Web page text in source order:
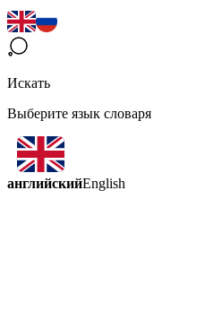
Искать
Выберите язык словаря
английскийEnglish